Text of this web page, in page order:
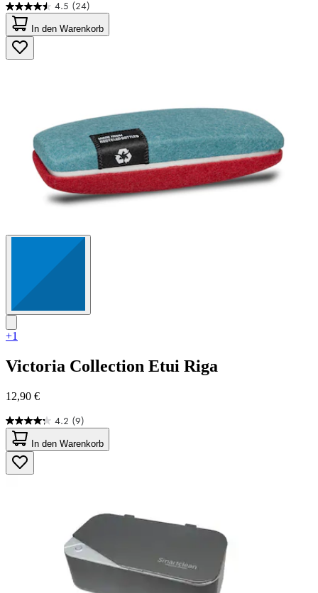
4.5 (24)
4.5
von
5
Sternen.
24
In den Warenkorb
+1
Victoria Collection Etui Riga
12,90 €
4.2 (9)
4.2
von
5
Sternen.
9
In den Warenkorb